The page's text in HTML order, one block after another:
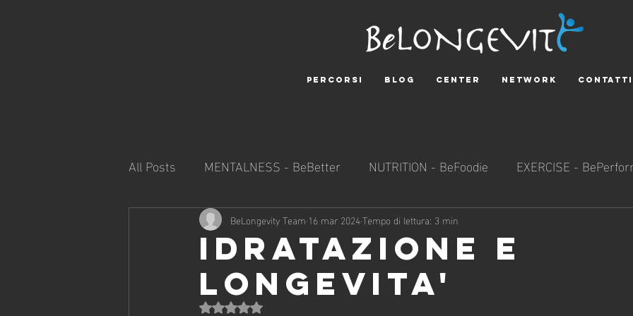
PERCORSI BLOG CENTER NETWORK CONTATTI
All Posts MENTALNESS - BeBetter NUTRITION - BeFoodie EXERCISE -
REGENERATION - BeIntact SOCIALNESS - BeResponsible
IDRATAZIONE E
LONGEVITA'
BeLongevity Team 16 mar 2024Tempo di lettura: 3 min
Valutazione NaN stelle su 5.